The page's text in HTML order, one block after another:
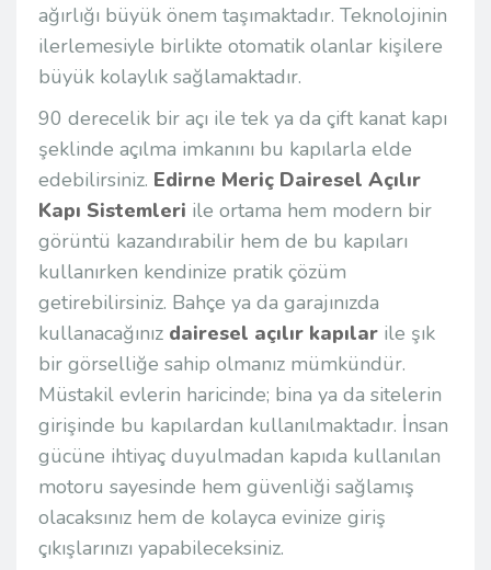
ağırlığı büyük önem taşımaktadır. Teknolojinin
ilerlemesiyle birlikte otomatik olanlar kişilere
büyük kolaylık sağlamaktadır.
90 derecelik bir açı ile tek ya da çift kanat kapı
şeklinde açılma imkanını bu kapılarla elde
edebilirsiniz. Edirne Meriç Dairesel Açılır
Kapı Sistemleri ile ortama hem modern bir
görüntü kazandırabilir hem de bu kapıları
kullanırken kendinize pratik çözüm
getirebilirsiniz. Bahçe ya da garajınızda
kullanacağınız dairesel açılır kapılar ile şık
bir görselliğe sahip olmanız mümkündür.
Müstakil evlerin haricinde; bina ya da sitelerin
girişinde bu kapılardan kullanılmaktadır. İnsan
gücüne ihtiyaç duyulmadan kapıda kullanılan
motoru sayesinde hem güvenliği sağlamış
olacaksınız hem de kolayca evinize giriş
çıkışlarınızı yapabileceksiniz.